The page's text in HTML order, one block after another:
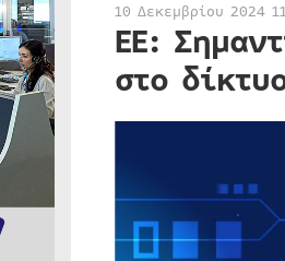
10 Δεκεμβρίου 2024
ΕΕ:
στο